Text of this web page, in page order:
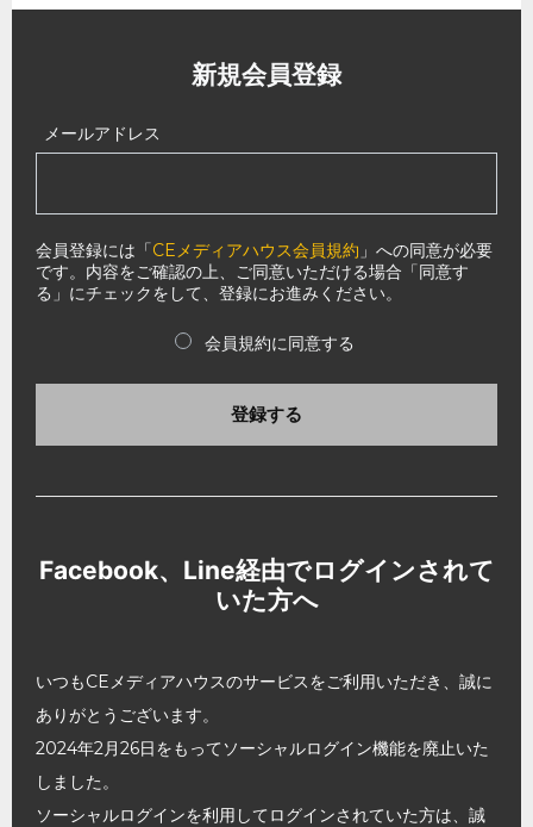
新規会員登録
メールアドレス
会員登録には「CEメディアハウス会員規約 」への同意が必要
です。内容をご確認の上、ご同意いただける場合「同意す
る」にチェックをして、登録にお進みください。
会員規約に同意する
登録する
Facebook、Line経由でログインされて
いた方へ
いつもCEメディアハウスのサービスをご利用いただき、誠に
ありがとうございます。
2024年2月26日をもってソーシャルログイン機能を廃止いた
しました。
ソーシャルログインを利用してログインされていた方は、誠